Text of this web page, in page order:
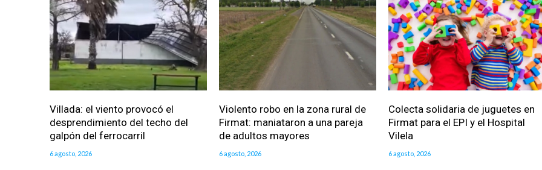
Villada: el viento provocó el
desprendimiento del techo del
galpón del ferrocarril
6 agosto, 2026
Violento robo en la zona rural de
Firmat: maniataron a una pareja
de adultos mayores
6 agosto, 2026
Colecta solidaria de juguetes en
Firmat para el EPI y el Hospital
Vilela
6 agosto, 2026